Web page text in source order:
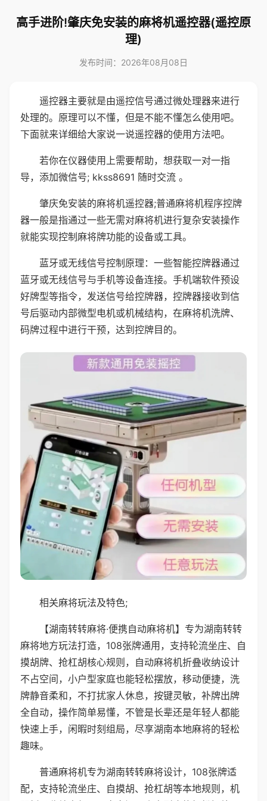
高手进阶!肇庆免安装的麻将机遥控器(遥控原
理)
发布时间：2026年08月08日
遥控器主要就是由遥控信号通过微处理器来进行
处理的。原理可以不懂，但是不能不懂怎么使用吧。
下面就来详细给大家说一说遥控器的使用方法吧。
若你在仪器使用上需要帮助，想获取一对一指
导，添加微信号; kkss8691 随时交流 。
肇庆免安装的麻将机遥控器;普通麻将机程序控牌
器一般是指通过一些无需对麻将机进行复杂安装操作
就能实现控制麻将牌功能的设备或工具。
蓝牙或无线信号控制原理：一些智能控牌器通过
蓝牙或无线信号与手机等设备连接。手机端软件预设
好牌型等指令，发送信号给控牌器，控牌器接收到信
号后驱动内部微型电机或机械结构，在麻将机洗牌、
码牌过程中进行干预，达到控牌目的。
相关麻将玩法及特色;
【湖南转转麻将·便携自动麻将机】专为湖南转转
麻将地方玩法打造，108张牌通用，支持轮流坐庄、自
摸胡牌、抢杠胡核心规则，自动麻将机折叠收纳设计
不占空间，小户型家庭也能轻松摆放，移动便捷，洗
牌静音柔和，不打扰家人休息，按键灵敏，补牌出牌
全自动，操作简单易懂，不管是长辈还是年轻人都能
快速上手，闲暇时刻组局，尽享湖南本地麻将的轻松
趣味。
普通麻将机专为湖南转转麻将设计，108张牌适
配，支持轮流坐庄、自摸胡、抢杠胡等本地规则，机